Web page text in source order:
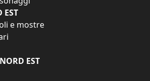
EST
e mostre
EST